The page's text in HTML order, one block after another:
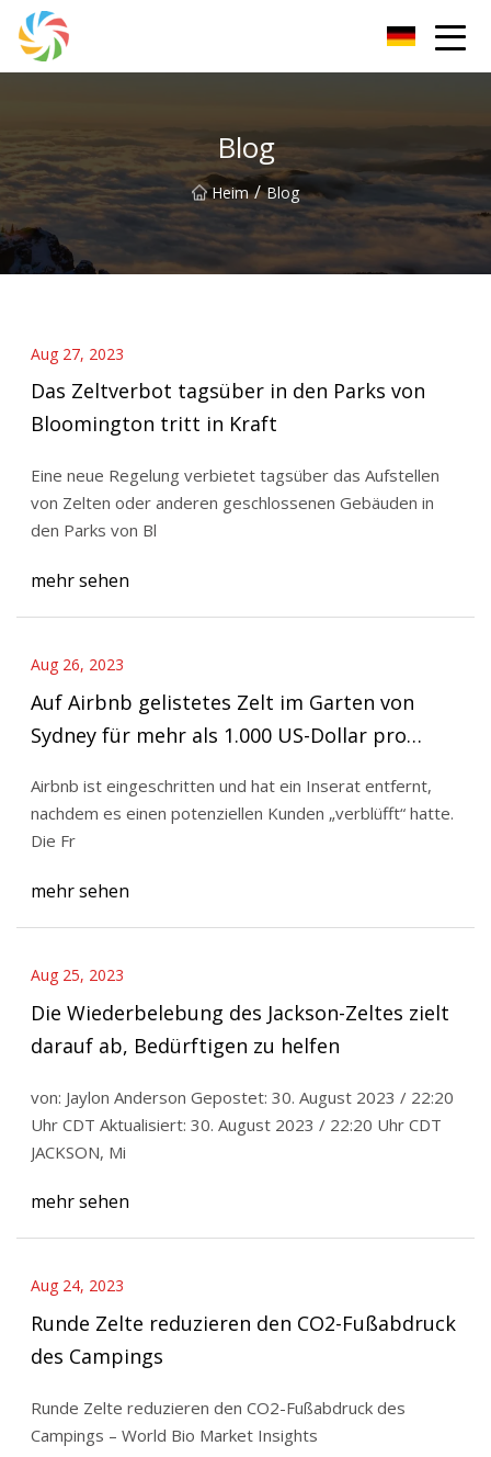
Blog
Heim / Blog
Aug 27, 2023
Das Zeltverbot tagsüber in den Parks von
Bloomington tritt in Kraft
Eine neue Regelung verbietet tagsüber das Aufstellen
von Zelten oder anderen geschlossenen Gebäuden in
den Parks von Bl
mehr sehen
Aug 26, 2023
Auf Airbnb gelistetes Zelt im Garten von
Sydney für mehr als 1.000 US-Dollar pro
Airbnb ist eingeschritten und hat ein Inserat entfernt,
nachdem es einen potenziellen Kunden „verblüfft“ hatte.
Die Fr
mehr sehen
Aug 25, 2023
Die Wiederbelebung des Jackson-Zeltes zielt
darauf ab, Bedürftigen zu helfen
von: Jaylon Anderson Gepostet: 30. August 2023 / 22:20
Uhr CDT Aktualisiert: 30. August 2023 / 22:20 Uhr CDT
JACKSON, Mi
mehr sehen
Aug 24, 2023
Runde Zelte reduzieren den CO2-Fußabdruck
des Campings
Runde Zelte reduzieren den CO2-Fußabdruck des
Campings – World Bio Market Insights